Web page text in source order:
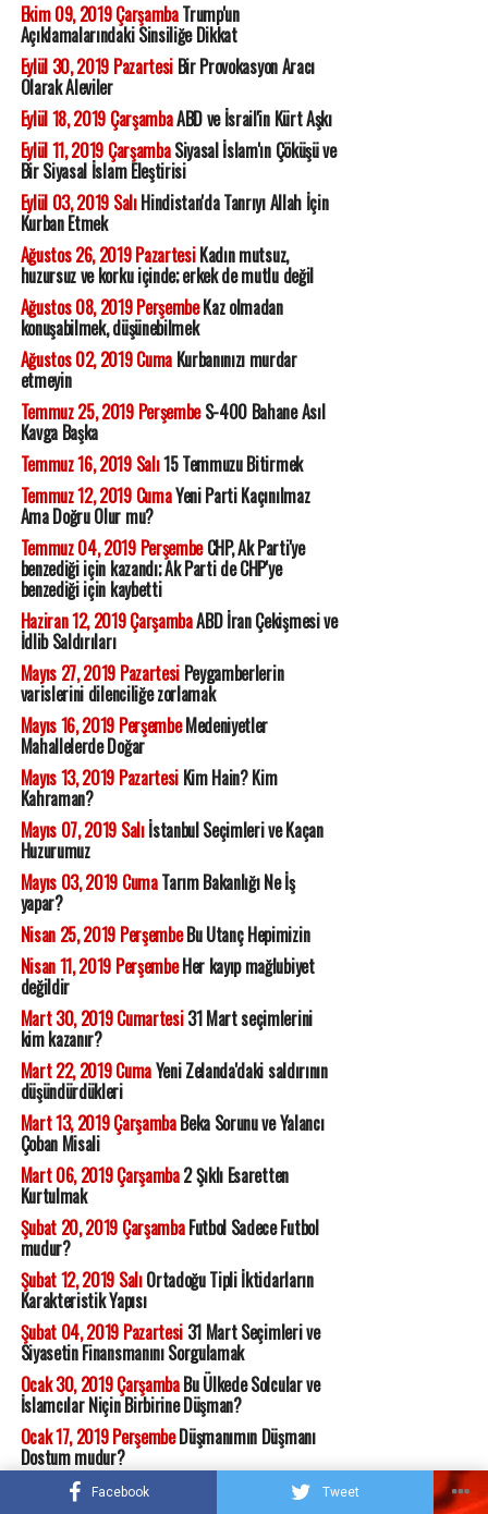
Facebook Tweet
Ekim 09, 2019 ÇarşambaTrump'un
Açıklamalarındaki Sinsiliğe Dikkat
Eylül 30, 2019 PazartesiBir Provokasyon Aracı
Olarak Aleviler
Eylül 18, 2019 ÇarşambaABD ve İsrail'in Kürt Aşkı
Eylül 11, 2019 ÇarşambaSiyasal İslam'ın Çöküşü ve
Bir Siyasal İslam Eleştirisi
Eylül 03, 2019 SalıHindistan'da Tanrıyı Allah İçin
Kurban Etmek
Ağustos 26, 2019 PazartesiKadın mutsuz,
huzursuz ve korku içinde; erkek de mutlu değil
Ağustos 08, 2019 PerşembeKaz olmadan
konuşabilmek, düşünebilmek
Ağustos 02, 2019 CumaKurbanınızı murdar
etmeyin
Temmuz 25, 2019 PerşembeS-400 Bahane Asıl
Kavga Başka
Temmuz 16, 2019 Salı15 Temmuzu Bitirmek
Temmuz 12, 2019 CumaYeni Parti Kaçınılmaz
Ama Doğru Olur mu?
Temmuz 04, 2019 PerşembeCHP, Ak Parti'ye
benzediği için kazandı; Ak Parti de CHP'ye
benzediği için kaybetti
Haziran 12, 2019 ÇarşambaABD İran Çekişmesi ve
İdlib Saldırıları
Mayıs 27, 2019 PazartesiPeygamberlerin
varislerini dilenciliğe zorlamak
Mayıs 16, 2019 PerşembeMedeniyetler
Mahallelerde Doğar
Mayıs 13, 2019 PazartesiKim Hain? Kim
Kahraman?
Mayıs 07, 2019 Salıİstanbul Seçimleri ve Kaçan
Huzurumuz
Mayıs 03, 2019 CumaTarım Bakanlığı Ne İş
yapar?
Nisan 25, 2019 PerşembeBu Utanç Hepimizin
Nisan 11, 2019 PerşembeHer kayıp mağlubiyet
değildir
Mart 30, 2019 Cumartesi31 Mart seçimlerini
kim kazanır?
Mart 22, 2019 CumaYeni Zelanda'daki saldırının
düşündürdükleri
Mart 13, 2019 ÇarşambaBeka Sorunu ve Yalancı
Çoban Misali
Mart 06, 2019 Çarşamba2 Şıklı Esaretten
Kurtulmak
Şubat 20, 2019 ÇarşambaFutbol Sadece Futbol
mudur?
Şubat 12, 2019 SalıOrtadoğu Tipli İktidarların
Karakteristik Yapısı
Şubat 04, 2019 Pazartesi31 Mart Seçimleri ve
Siyasetin Finansmanını Sorgulamak
Ocak 30, 2019 ÇarşambaBu Ülkede Solcular ve
İslamcılar Niçin Birbirine Düşman?
Ocak 17, 2019 PerşembeDüşmanımın Düşmanı
Dostum mudur?
Aralık 28, 2018 Cuma